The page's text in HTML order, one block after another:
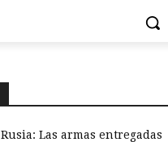
Rusia: Las armas entregadas